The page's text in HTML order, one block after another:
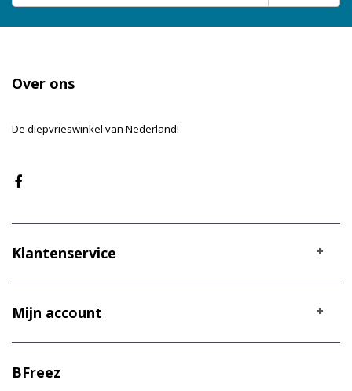
Over ons
De diepvrieswinkel van Nederland!
Klantenservice
Mijn account
BFreez